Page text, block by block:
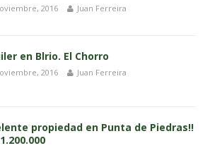
2016 Juan Ferreira
en Blrio. El Chorro
2016 Juan Ferreira
propiedad en Punta de Piedras!!